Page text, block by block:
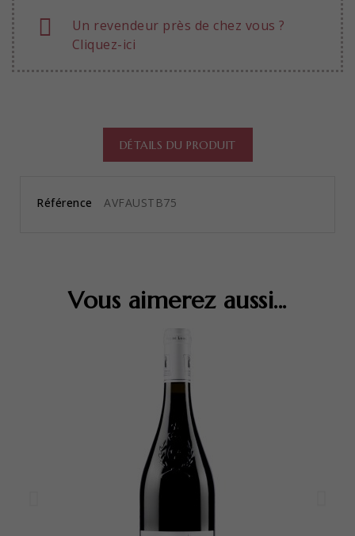
Un revendeur près de chez vous ?
Cliquez-ici
DÉTAILS DU PRODUIT
Référence AVFAUSTB75
Vous aimerez aussi...